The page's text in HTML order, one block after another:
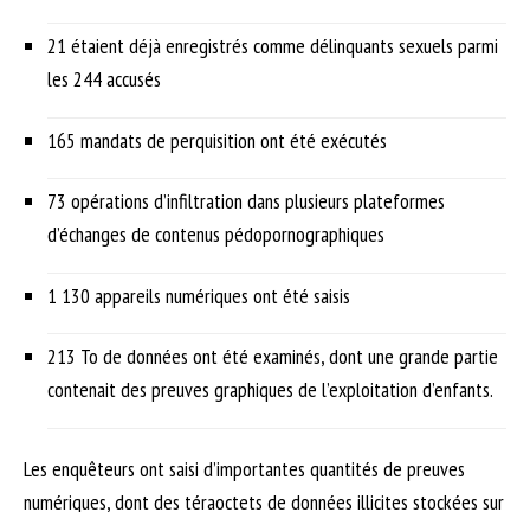
21 étaient déjà enregistrés comme délinquants sexuels parmi
les 244 accusés
165 mandats de perquisition ont été exécutés
73 opérations d’infiltration dans plusieurs plateformes
d’échanges de contenus pédopornographiques
1 130 appareils numériques ont été saisis
213 To de données ont été examinés, dont une grande partie
contenait des preuves graphiques de l’exploitation d’enfants.
Les enquêteurs ont saisi d’importantes quantités de preuves
numériques, dont des téraoctets de données illicites stockées sur